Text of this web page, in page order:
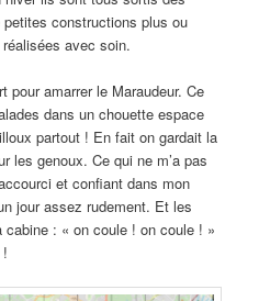
constructions plus ou
avec soin.
pour amarrer le Maraudeur. Ce
dans un chouette espace
partout ! En fait on gardait la
les genoux. Ce qui ne m’a pas
et confiant dans mon
jour assez rudement. Et les
: « on coule ! on coule ! »